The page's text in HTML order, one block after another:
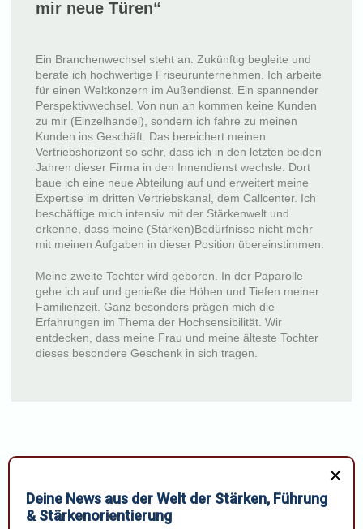
mir neue Türen“
Ein Branchenwechsel steht an. Zukünftig begleite und
berate ich hochwertige Friseurunternehmen. Ich arbeite
für einen Weltkonzern im Außendienst. Ein spannender
Perspektivwechsel. Von nun an kommen keine Kunden
zu mir (Einzelhandel), sondern ich fahre zu meinen
Kunden ins Geschäft. Das bereichert meinen
Vertriebshorizont so sehr, dass ich in den letzten beiden
Jahren dieser Firma in den Innendienst wechsle. Dort
baue ich eine neue Abteilung auf und erweitert meine
Expertise im dritten Vertriebskanal, dem Callcenter. Ich
beschäftige mich intensiv mit der Stärkenwelt und
erkenne, dass meine (Stärken)Bedürfnisse nicht mehr
mit meinen Aufgaben in dieser Position übereinstimmen.
Meine zweite Tochter wird geboren. In der Paparolle
gehe ich auf und genieße die Höhen und Tiefen meiner
Familienzeit. Ganz besonders prägen mich die
Erfahrungen im Thema der Hochsensibilität. Wir
entdecken, dass meine Frau und meine älteste Tochter
dieses besondere Geschenk in sich tragen.